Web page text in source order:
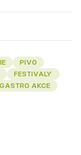
PIVO
FESTIVALY
GASTRO AKCE